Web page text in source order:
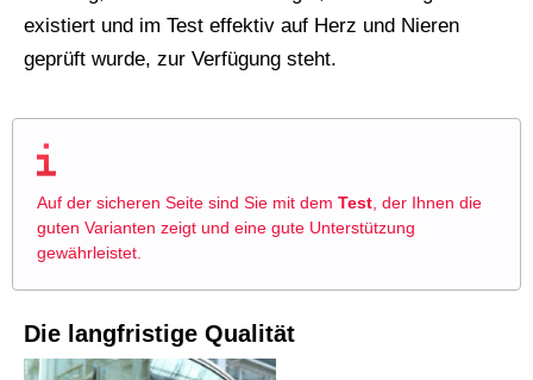
existiert und im Test effektiv auf Herz und Nieren
geprüft wurde, zur Verfügung steht.
Auf der sicheren Seite sind Sie mit dem Test , der Ihnen die
guten Varianten zeigt und eine gute Unterstützung
gewährleistet.
Die langfristige Qualität